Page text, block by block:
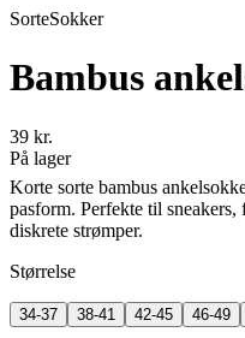
SorteSokker
Bambus
39 kr.
På lager
Korte sorte bambus
pasform. Perfekte til
diskrete strømper.
Størrelse
34-37 38-41 42-45 46-49